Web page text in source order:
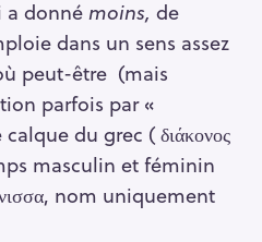
a donnémoins, de
dans un sens assez
peut-être (mais
parfois par «
du grec ( διάκονος
masculin et féminin
nom uniquement